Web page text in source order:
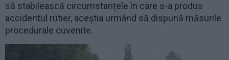
să stabilească circumstanțele în care s-a produs
accidentul rutier, aceștia urmând să dispună măsurile
procedurale cuvenite.